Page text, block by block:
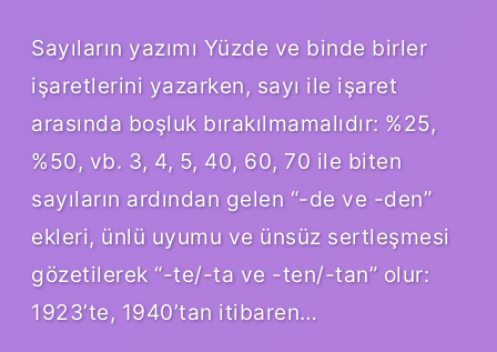
Sayıların yazımı Yüzde ve binde birler
işaretlerini yazarken, sayı ile işaret
arasında boşluk bırakılmamalıdır: %25,
%50, vb. 3, 4, 5, 40, 60, 70 ile biten
sayıların ardından gelen “-de ve -den”
ekleri, ünlü uyumu ve ünsüz sertleşmesi
gözetilerek “-te/-ta ve -ten/-tan” olur:
1923’te, 1940’tan itibaren…